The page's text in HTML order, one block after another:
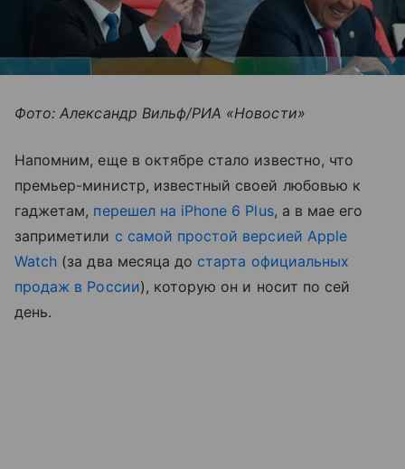
Фото: Александр Вильф/РИА «Новости»
Напомним, еще в октябре стало известно, что
премьер-министр, известный своей любовью к
гаджетам, перешел на iPhone 6 Plus, а в мае его
заприметили с самой простой версией Apple
Watch (за два месяца до старта официальных
продаж в России), которую он и носит по сей
день.